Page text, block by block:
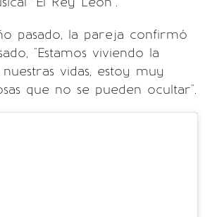
pasado, la pareja confirmó
"Estamos viviendo la
vidas, estoy muy
que no se pueden ocultar".